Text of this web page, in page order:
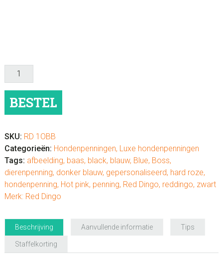
Hondenpenning
luxe
aantal
BESTEL
SKU: RD 1OBB
Categorieën: Hondenpenningen, Luxe hondenpenningen
Tags: afbeelding, baas, black, blauw, Blue, Boss,
dierenpenning, donker blauw, gepersonaliseerd, hard roze,
hondenpenning, Hot pink, penning, Red Dingo, reddingo, zwart
Merk: Red Dingo
Beschrijving Aanvullende informatie Tips
Staffelkorting